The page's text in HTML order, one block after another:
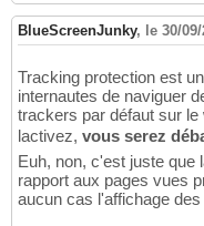
BlueScreenJunky, le 30/
Tracking protection est
internautes de naviguer
trackers par défaut sur
lactivez, vous serez
Euh, non, c'est juste que
rapport aux pages vues
aucun cas l'affichage des